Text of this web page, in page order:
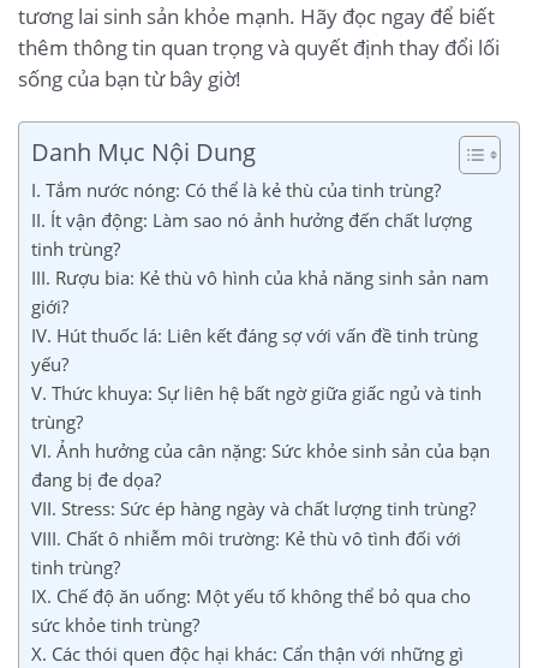
tương lai sinh sản khỏe mạnh. Hãy đọc ngay để biết
thêm thông tin quan trọng và quyết định thay đổi lối
sống của bạn từ bây giờ!
Danh Mục Nội Dung
I. Tắm nước nóng: Có thể là kẻ thù của tinh trùng?
II. Ít vận động: Làm sao nó ảnh hưởng đến chất lượng
tinh trùng?
III. Rượu bia: Kẻ thù vô hình của khả năng sinh sản nam
giới?
IV. Hút thuốc lá: Liên kết đáng sợ với vấn đề tinh trùng
yếu?
V. Thức khuya: Sự liên hệ bất ngờ giữa giấc ngủ và tinh
trùng?
VI. Ảnh hưởng của cân nặng: Sức khỏe sinh sản của bạn
đang bị đe dọa?
VII. Stress: Sức ép hàng ngày và chất lượng tinh trùng?
VIII. Chất ô nhiễm môi trường: Kẻ thù vô tình đối với
tinh trùng?
IX. Chế độ ăn uống: Một yếu tố không thể bỏ qua cho
sức khỏe tinh trùng?
X. Các thói quen độc hại khác: Cẩn thận với những gì